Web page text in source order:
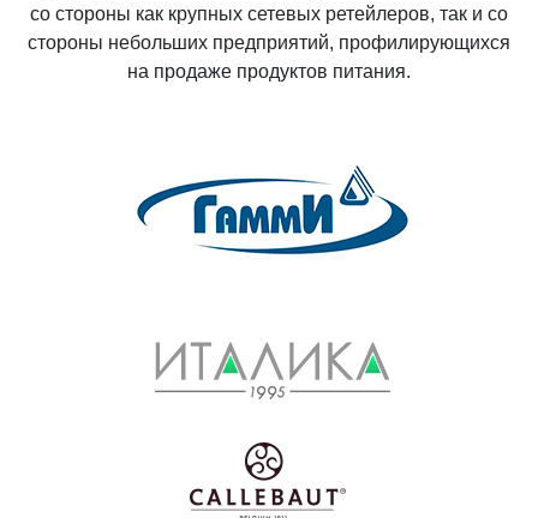
со стороны как крупных сетевых ретейлеров, так и со
стороны небольших предприятий, профилирующихся
на продаже продуктов питания.